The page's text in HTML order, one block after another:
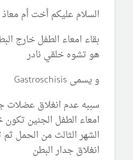
السلام عليكم أخت أم معاذ
بقاء امعاء الطفل خارج
هو تشوه خلقي نادر
و يسمى Gastroschisis
سببه عدم انغلاق عضلات
امعاء الطفل الجنين
الشهر الثالث من الحمل
انغلاق جدار البطن